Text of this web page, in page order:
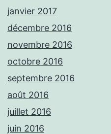
janvier 2017
décembre 2016
novembre 2016
octobre 2016
septembre 2016
août 2016
juillet 2016
juin 2016